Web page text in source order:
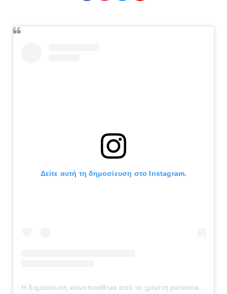
Δείτε αυτή τη δημοσίευση στο Instagram.
Η δημοσίευση κοινοποιήθηκε από το χρήστη panionianea.gr (@panionianea.gr)